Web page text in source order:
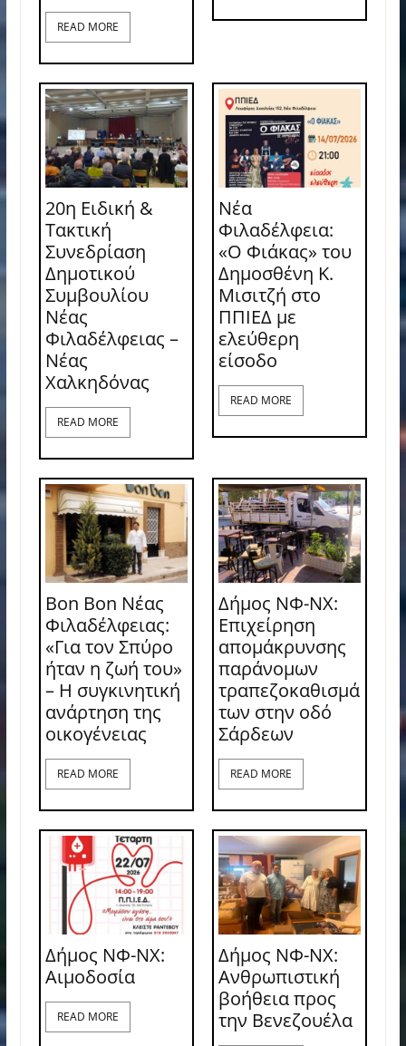
READ MORE
20η Ειδική &
Τακτική
Συνεδρίαση
Δημοτικού
Συμβουλίου
Νέας
Φιλαδέλφειας –
Νέας
Χαλκηδόνας
READ MORE
Νέα
Φιλαδέλφεια:
«Ο Φιάκας» του
Δημοσθένη Κ.
Μισιτζή στο
ΠΠΙΕΔ με
ελεύθερη
είσοδο
READ MORE
Bon Bon Νέας
Φιλαδέλφειας:
«Για τον Σπύρο
ήταν η ζωή του»
– Η συγκινητική
ανάρτηση της
οικογένειας
READ MORE
Δήμος ΝΦ-ΝΧ:
Επιχείρηση
απομάκρυνσης
παράνομων
τραπεζοκαθισμά
των στην οδό
Σάρδεων
READ MORE
Δήμος ΝΦ-ΝΧ:
Aιμοδοσία
READ MORE
Δήμος ΝΦ-ΝΧ:
Ανθρωπιστική
βοήθεια προς
την Βενεζουέλα